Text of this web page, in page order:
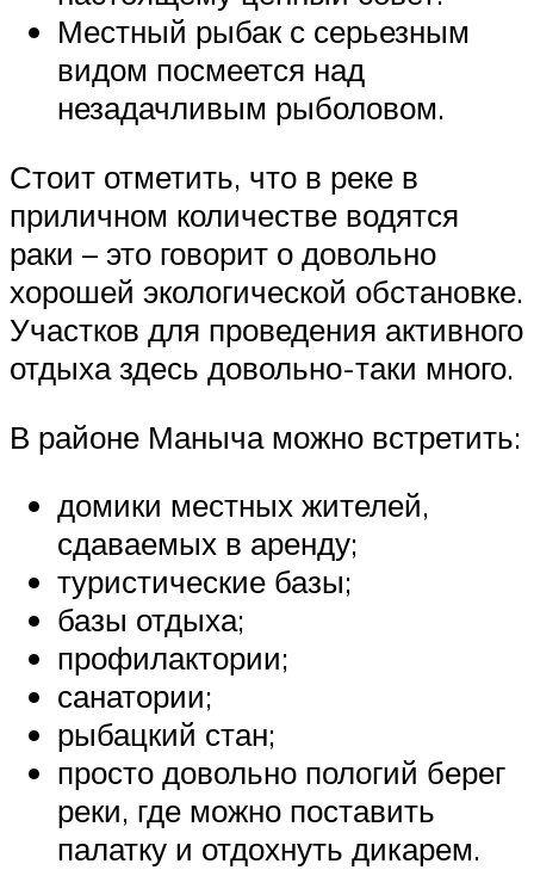
Местный рыбак с серьезным
видом посмеется над
незадачливым рыболовом.
Стоит отметить, что в реке в
приличном количестве водятся
раки – это говорит о довольно
хорошей экологической обстановке.
Участков для проведения активного
отдыха здесь довольно-таки много.
В районе Маныча можно встретить:
домики местных жителей,
сдаваемых в аренду;
туристические базы;
базы отдыха;
профилактории;
санатории;
рыбацкий стан;
просто довольно пологий берег
реки, где можно поставить
палатку и отдохнуть дикарем.